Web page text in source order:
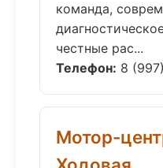
команда,
честные рас...
Телефон: 8
Мотор-